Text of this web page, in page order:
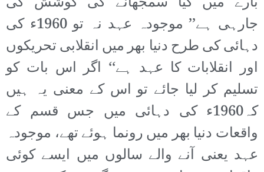
جارہی ہے’’ موجودہ عہد نہ تو 1960ء کی
دہائی کی طرح دنیا بھر میں انقلابی تحریکوں
اور انقلابات کا عہد ہے‘‘ اگر اس بات کو
تسلیم کر لیا جائے تو اس کے معنی یہ ہیں
کہ1960ء کی دہائی میں جس قسم کے
واقعات دنیا بھر میں رونما ہوئے تھے، موجودہ
عہد یعنی آنے والے سالوں میں ایسے کوئی